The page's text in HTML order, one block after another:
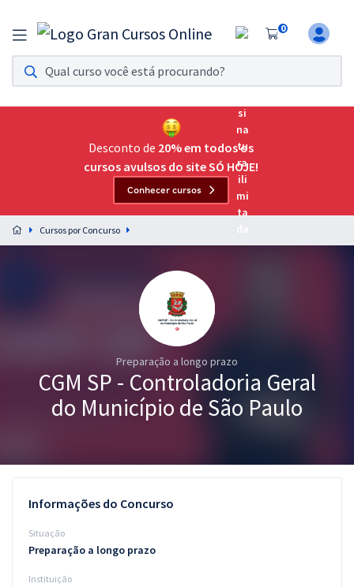
0
Assinatura Ilimitada 11
Acesso a todos os cursos. Teste grátis por 7 dias!
Assinatura OAB Até Passar
Acesso ilimitado a toda preparação para o Exame da
Preparação completa e intensiva para as principais
residências em saúde do Brasil
Graduação
Conteúdo gratuito
Blog
Desconto de 20% em todos os
cursos avulsos do site SÓ HOJE!
Conhecer cursos
Cursos por Concurso
Preparação a longo prazo
CGM SP - Controladoria Geral
do Município de São Paulo
Informações do Concurso
Situação
Preparação a longo prazo
Instituição